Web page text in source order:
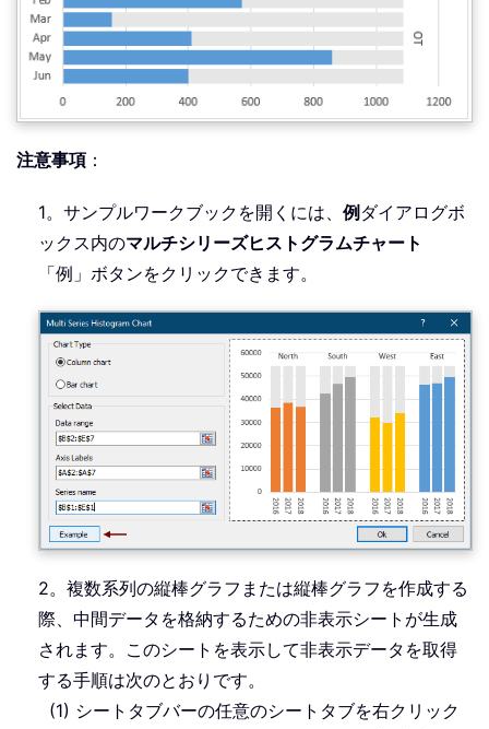
注意事項 ：
1。サンプルワークブックを開くには、 例 ダイアログボ
ックス内のマルチシリーズヒストグラムチャート
「例」ボタンをクリックできます。
2。複数系列の縦棒グラフまたは縦棒グラフを作成する
際、中間データを格納するための非表示シートが生成
されます。このシートを表示して非表示データを取得
する手順は次のとおりです。
(1) シートタブバーの任意のシートタブを右クリック